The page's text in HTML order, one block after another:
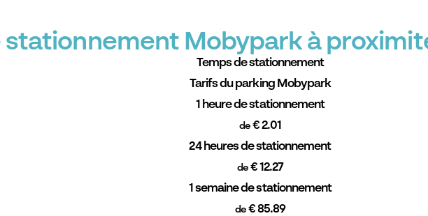
stationnement Mobypark à
Temps de stationnement
Tarifs du parking Mobypark
1 heure de stationnement
de€ 2.01
24 heures de stationnement
de€ 12.27
1 semaine de stationnement
de€ 85.89